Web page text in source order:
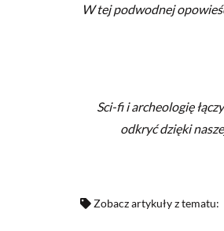
W tej podwodnej
Sci-fi i archeologię
odkryć dzięki
Zobacz artykuły z tematu: